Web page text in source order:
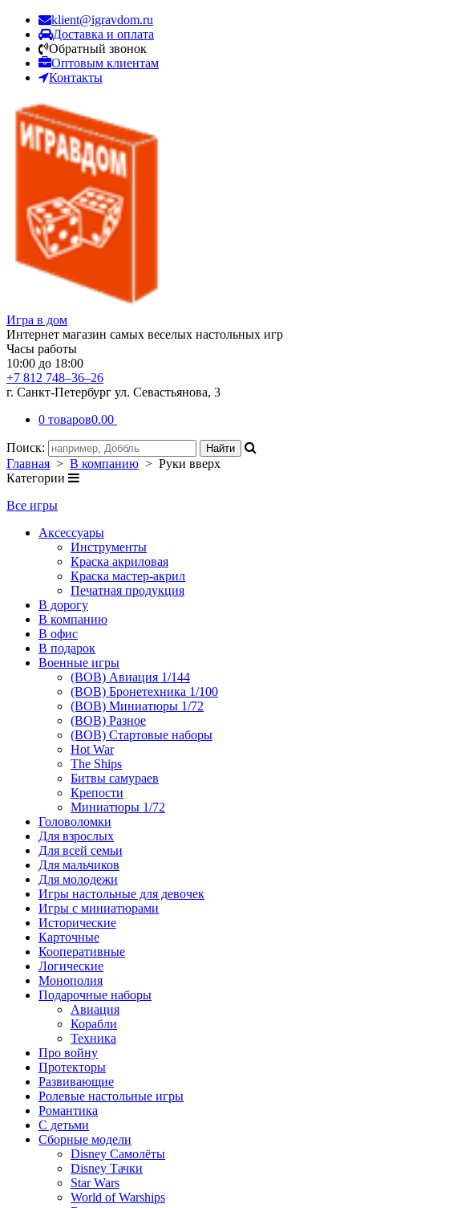
klient@igravdom.ru
Доставка и оплата
Обратный звонок
Оптовым клиентам
Контакты
Игра в дом
Интернет магазин самых веселых настольных игр
Часы работы
10:00 до 18:00
+7 812 748–36–26
г. Санкт-Петербург ул. Севастьянова, 3
0 товаров0.00
Поиск:
Главная > В компанию > Руки вверх
Категории
Все игры
Аксессуары
Инструменты
Краска акриловая
Краска мастер-акрил
Печатная продукция
В дорогу
В компанию
В офис
В подарок
Военные игры
(ВОВ) Авиация 1/144
(ВОВ) Бронетехника 1/100
(ВОВ) Миниатюры 1/72
(ВОВ) Разное
(ВОВ) Стартовые наборы
Hot War
The Ships
Битвы самураев
Крепости
Миниатюры 1/72
Головоломки
Для взрослых
Для всей семьи
Для мальчиков
Для молодежи
Игры настольные для девочек
Игры с миниатюрами
Исторические
Карточные
Кооперативные
Логические
Монополия
Подарочные наборы
Авиация
Корабли
Техника
Про войну
Протекторы
Развивающие
Ролевые настольные игры
Романтика
С детьми
Сборные модели
Disney Самолёты
Disney Тачки
Star Wars
World of Warships